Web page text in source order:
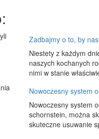
Zadbajmy o to, by
Niestety z każdym
naszych kochanych
nimi w stanie
Nowoczesny system
Nowoczesny system
schornstein, można
skuteczne usuwanie